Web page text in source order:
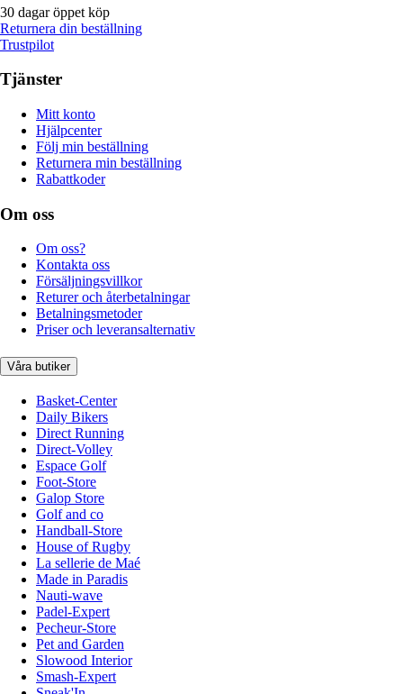
30 dagar öppet köp
Returnera din beställning
Trustpilot
Tjänster
Mitt konto
Hjälpcenter
Följ min beställning
Returnera min beställning
Rabattkoder
Om oss
Om oss?
Kontakta oss
Försäljningsvillkor
Returer och återbetalningar
Betalningsmetoder
Priser och leveransalternativ
Våra butiker
Basket-Center
Daily Bikers
Direct Running
Direct-Volley
Espace Golf
Foot-Store
Galop Store
Golf and co
Handball-Store
House of Rugby
La sellerie de Maé
Made in Paradis
Nauti-wave
Padel-Expert
Pecheur-Store
Pet and Garden
Slowood Interior
Smash-Expert